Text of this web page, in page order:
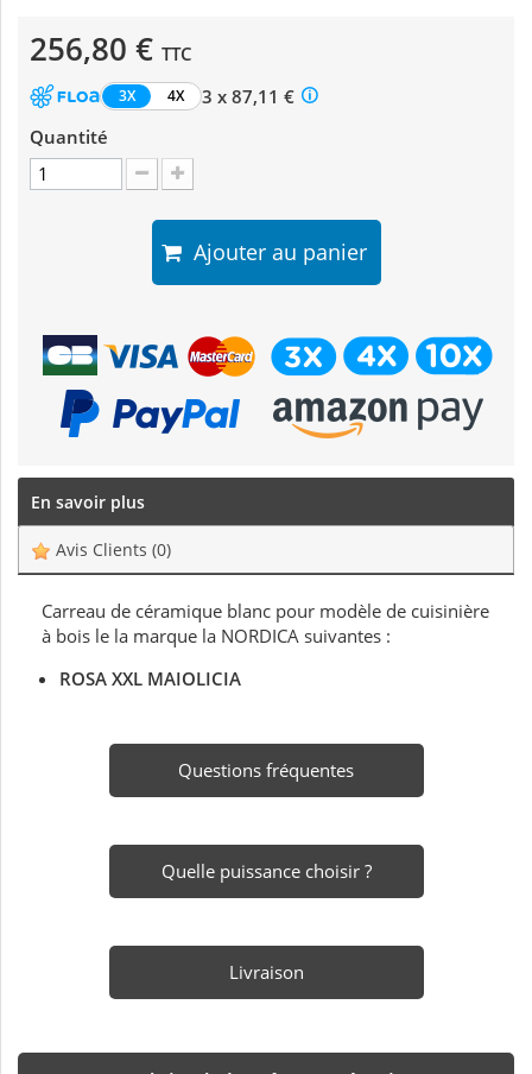
256,80 € TTC
3X 4X
3 x 87,11 €
Quantité
Ajouter au panier
En savoir plus
Avis Clients (0)
Carreau de céramique blanc pour modèle de cuisinière
à bois le la marque la NORDICA suivantes :
ROSA XXL MAIOLICIA
Questions fréquentes
Quelle puissance choisir ?
Livraison